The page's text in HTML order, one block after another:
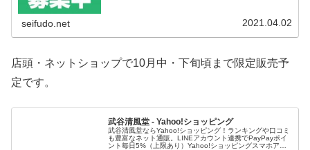
seifudo.net 2021.04.02
店頭・ネットショップで10月中・下旬頃まで限定販売予
定です。
武谷清風堂 - Yahoo!ショッピング
武谷清風堂ならYahoo!ショッピング！ランキングや口コミ
も豊富なネット通販。LINEアカウント連携でPayPayポイ
ント毎日5%（上限あり）Yahoo!ショッピングスマホアプ